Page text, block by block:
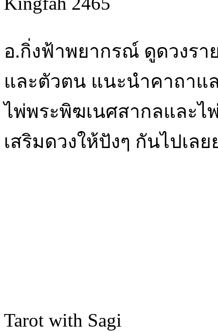
อ.กิ่งฟ้าพยากรณ์ ดูดวงรา
และตัวตน แนะนำคาถาแ
ไพ่พระพิฆเนศสากลและไ
เสริมดวงให้ปังๆ กันไปเลย
Tarot with Sagi